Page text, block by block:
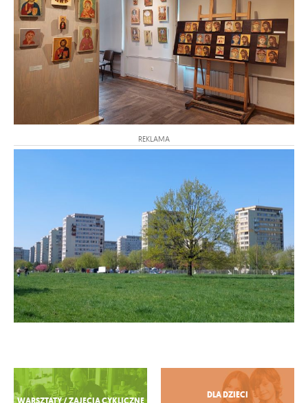
REKLAMA
Zobacz więcej
WARSZTATY / ZAJĘCIA CYKLICZNE
DLA DZIECI